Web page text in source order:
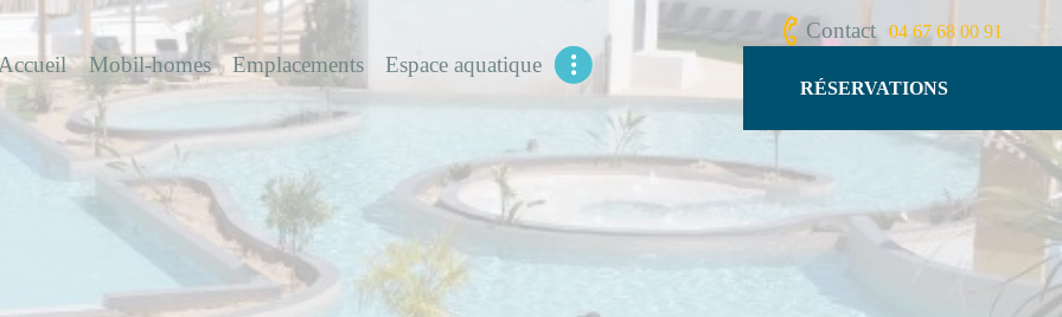
Mobil-homes Emplacements Espace aquatique
Contact 04 67 68 00 91
RÉSERVATIONS